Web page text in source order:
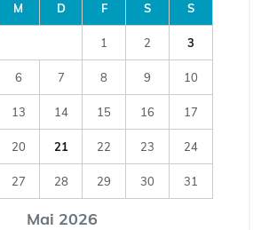
Mai 2026
M D F S S
1 2 3
6 7 8 9 10
13 14 15 16 17
20 21 22 23 24
27 28 29 30 31